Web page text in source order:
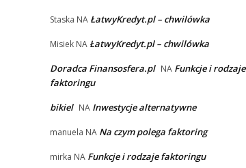
Staska NA ŁatwyKredyt.pl – chwilówka
Misiek NA ŁatwyKredyt.pl – chwilówka
Doradca Finansosfera.pl NA Funkcje i rodzaje
faktoringu
bikiel NA Inwestycje alternatywne
manuela NA Na czym polega faktoring
mirka NA Funkcje i rodzaje faktoringu